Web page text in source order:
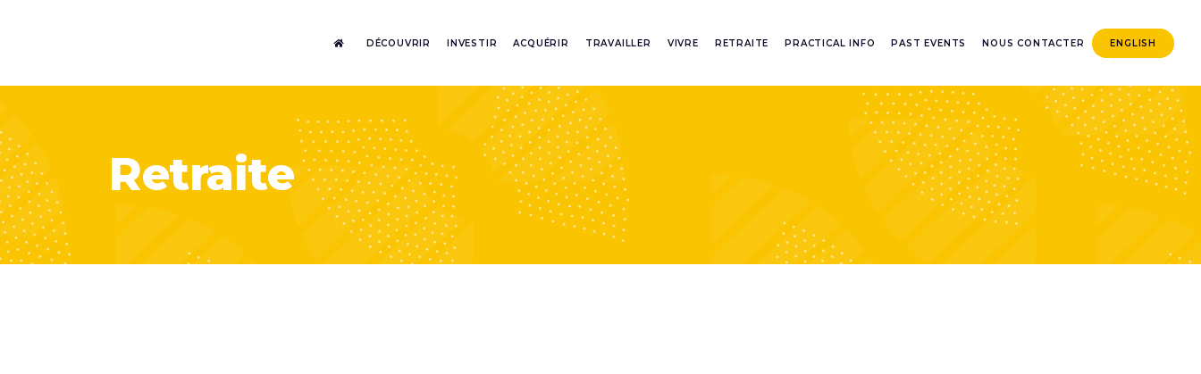
DÉCOUVRIR INVESTIR ACQUÉRIR TRAVAILLER VIVRE RETRAITE PRACTICAL INFO PAST EVENTS NOUS CONTACTER ENGLISH
Retraite